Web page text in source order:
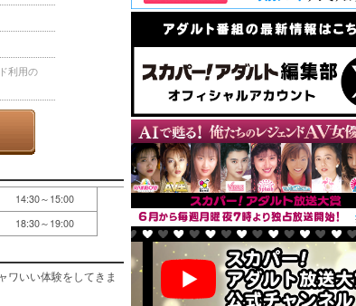
利用の
14:30～15:00
18:30～19:00
ワいい体験をしてきま